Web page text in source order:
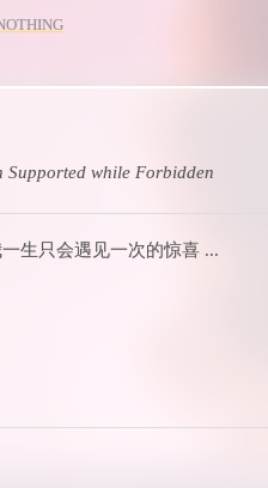
Supported while Forbidden
生只会遇见一次的惊喜 ...